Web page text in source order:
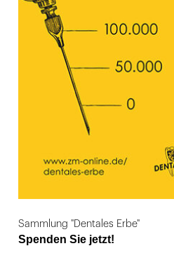
Sammlung "Dentales Erbe"
Spenden Sie jetzt!